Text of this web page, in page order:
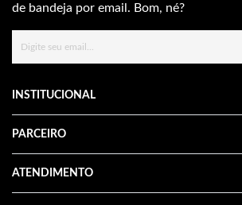
de bandeja por email. Bom, né?
INSTITUCIONAL
PARCEIRO
ATENDIMENTO